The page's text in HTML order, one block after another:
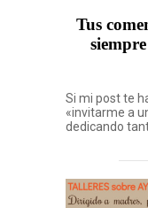
Tus
Si mi post te
«invitarme a
dedicando